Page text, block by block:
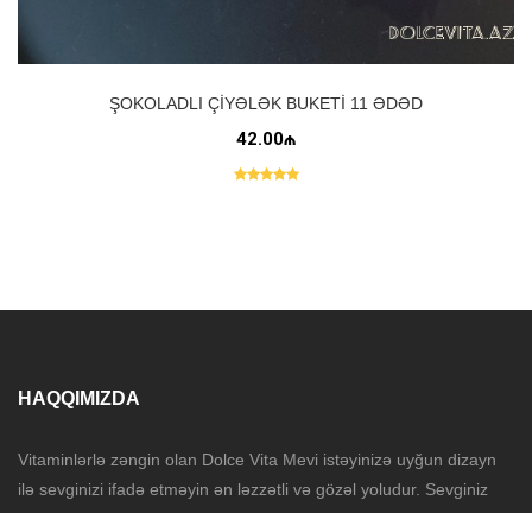
ŞOKOLADLI ÇIYƏLƏK BUKETI 11 ƏDƏD
42.00₼
HAQQIMIZDA
Vitaminlərlə zəngin olan Dolce Vita Mevi istəyinizə uyğun dizayn
ilə sevginizi ifadə etməyin ən ləzzətli və gözəl yoludur. Sevginiz